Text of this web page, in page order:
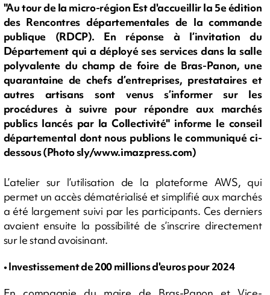
"Au tour de la micro-région Est d'accueillir la 5e édition
des Rencontres départementales de la commande
publique (RDCP). En réponse à l’invitation du
Département qui a déployé ses services dans la salle
polyvalente du champ de foire de Bras-Panon, une
quarantaine de chefs d’entreprises, prestataires et
autres artisans sont venus s’informer sur les
procédures à suivre pour répondre aux marchés
publics lancés par la Collectivité" informe le conseil
départemental dont nous publions le communiqué ci-
dessous (Photo sly/www.imazpress.com)
L’atelier sur l’utilisation de la plateforme AWS, qui
permet un accès dématérialisé et simplifié aux marchés
a été largement suivi par les participants. Ces derniers
avaient ensuite la possibilité de s’inscrire directement
sur le stand avoisinant.
• Investissement de 200 millions d'euros pour 2024